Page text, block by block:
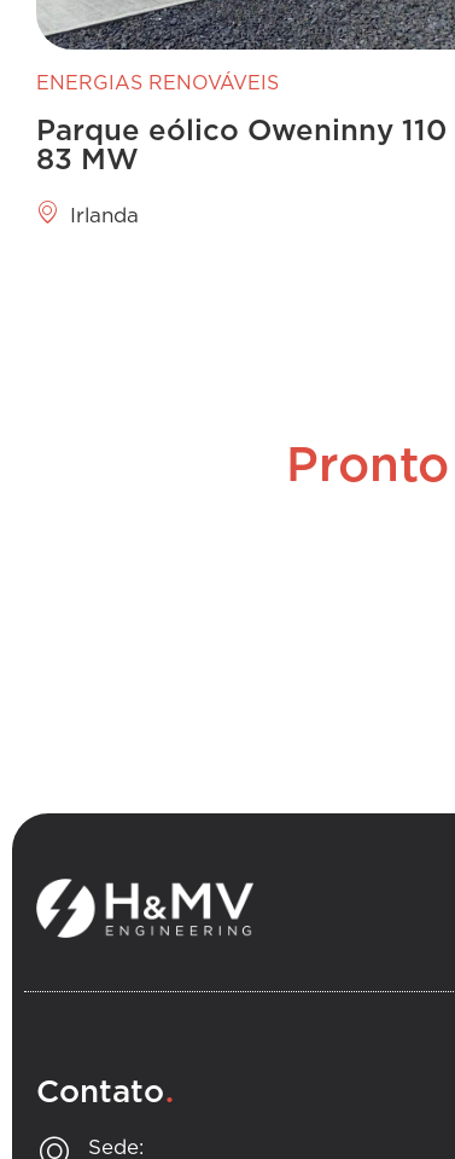
ENERGIAS RENOVÁVEIS
Parque eólico Oweninny 110
83 MW
Irlanda
Contato.
Sede: